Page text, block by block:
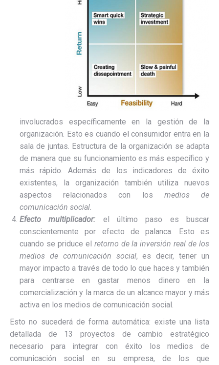
involucrados específicamente en la gestión de la
organización. Esto es cuando el consumidor entra en la
sala de juntas. Estructura de la organización se adapta
de manera que su funcionamiento es más específico y
más rápido. Además de los indicadores de éxito
existentes, la organización también utiliza nuevos
aspectos relacionados con los medios de
comunicación social.
Efecto multiplicador: el último paso es buscar
conscientemente por efecto de palanca. Esto es
cuando se priduce el retorno de la inversión real de los
medios de comunicación social, es decir, tener un
mayor impacto a través de todo lo que haces y también
para centrarse en gastar menos dinero en la
comercialización y la marca de un alcance mayor y más
activa en los medios de comunicación social.
Esto no sucederá de forma automática: existe una lista
detallada de 13 proyectos de cambio estratégico
necesario para integrar con éxito los medios de
comunicación social en su empresa, de los que